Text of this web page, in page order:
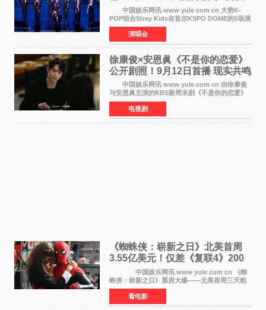
中国娱乐网讯 www yule com cn 大势K-
POP组合Stray Kids在首尔KSPO DOME的5场演
唱会全部售罄，为新世界巡演拉开序幕。据所属
社JYP娱乐透露，Stray Kids于上月25至26日、
29日及本月1至2日
演唱会
徐康俊×安恩眞《不是你的恋爱》
公开剧照！9月12日首播 现实共鸣
罗曼史来袭
中国娱乐网讯 www yule com cn 由徐康俊
与安恩眞主演的KBS新周末剧《不是你的恋爱》
于近日公开首波剧照，正式定档9月12日首
播。 剧照中，徐康俊与安恩眞并肩而坐，眼
神中流露出复杂而微
电视剧
《蜘蛛侠：崭新之日》北美首周
3.55亿美元！仅差《复联4》200
万 影史第二全球开画
中国娱乐网讯 www yule com cn 《蜘
蛛侠：崭新之日》票房大爆——北美首周三天粗
报3 55亿美元，仅比影史最高北美开画《复仇者
联盟4：终局之战》的3 571亿美元少200万出头，
精报调整后仍
看电影